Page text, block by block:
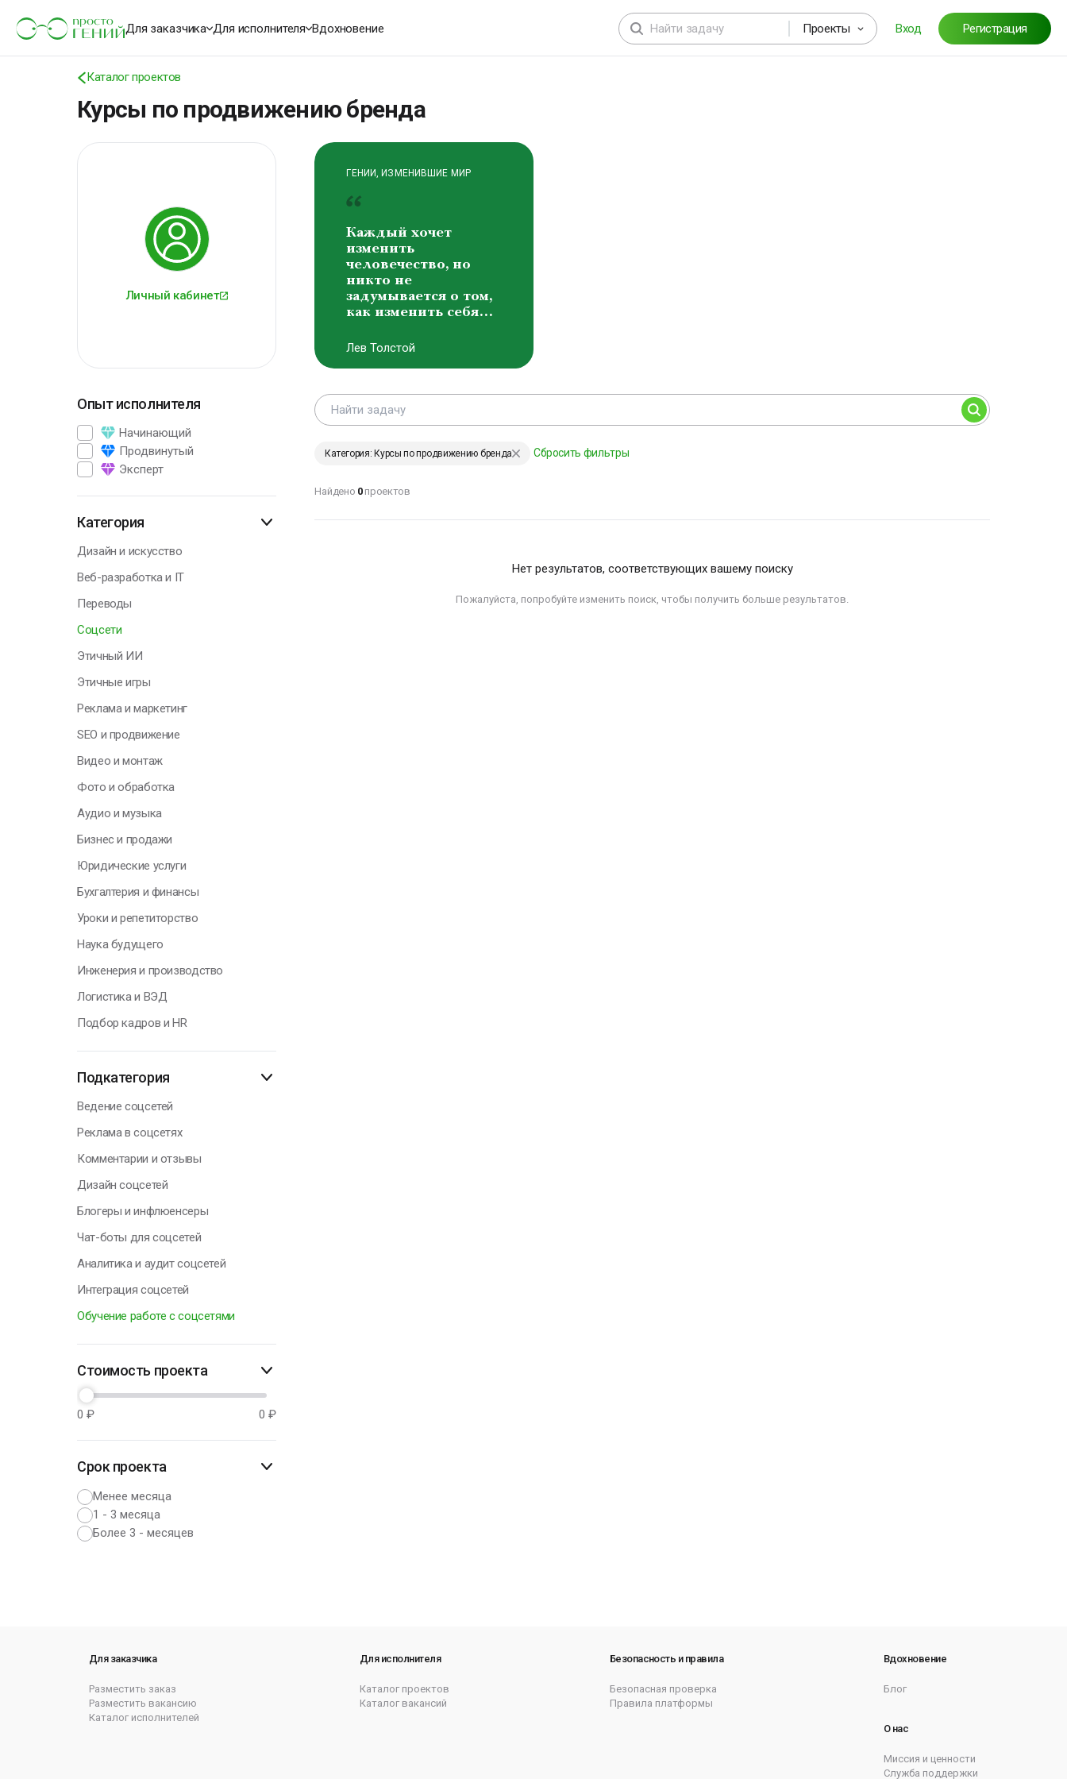
Для заказчика Для исполнителя Вдохновение Проекты Вход Регистрация
Каталог проектов
Курсы по продвижению бренда
Личный кабинет
Опыт исполнителя
Начинающий
Продвинутый
Эксперт
Категория
Дизайн и искусство
Веб-разработка и IT
Переводы
Соцсети
Этичный ИИ
Этичные игры
Реклама и маркетинг
SEO и продвижение
Видео и монтаж
Фото и обработка
Аудио и музыка
Бизнес и продажи
Юридические услуги
Бухгалтерия и финансы
Уроки и репетиторство
Наука будущего
Инженерия и производство
Логистика и ВЭД
Подбор кадров и HR
Подкатегория
Ведение соцсетей
Реклама в соцсетях
Комментарии и отзывы
Дизайн соцсетей
Блогеры и инфлюенсеры
Чат-боты для соцсетей
Аналитика и аудит соцсетей
Интеграция соцсетей
Обучение работе с соцсетями
Стоимость проекта
0 ₽ 0 ₽
Срок проекта
Менее месяца
1 - 3 месяца
Более 3 - месяцев
ГЕНИИ, ИЗМЕНИВШИЕ МИР
Каждый хочет
изменить
человечество, но
никто не
задумывается о том,
как изменить себя…
Лев Толстой
ГЕНИИ, ИЗМЕНИВШИЕ МИР
это умение
Категория: Курсы по продвижению бренда Сбросить фильтры
Найдено 0 проектов
Нет результатов, соответствующих вашему поиску
Пожалуйста, попробуйте изменить поиск, чтобы получить больше результатов.
Для заказчика
Разместить заказ
Разместить вакансию
Каталог исполнителей
Для исполнителя
Каталог проектов
Каталог вакансий
Безопасность и правила
Безопасная проверка
Правила платформы
Вдохновение
Блог
О нас
Миссия и ценности
Служба поддержки